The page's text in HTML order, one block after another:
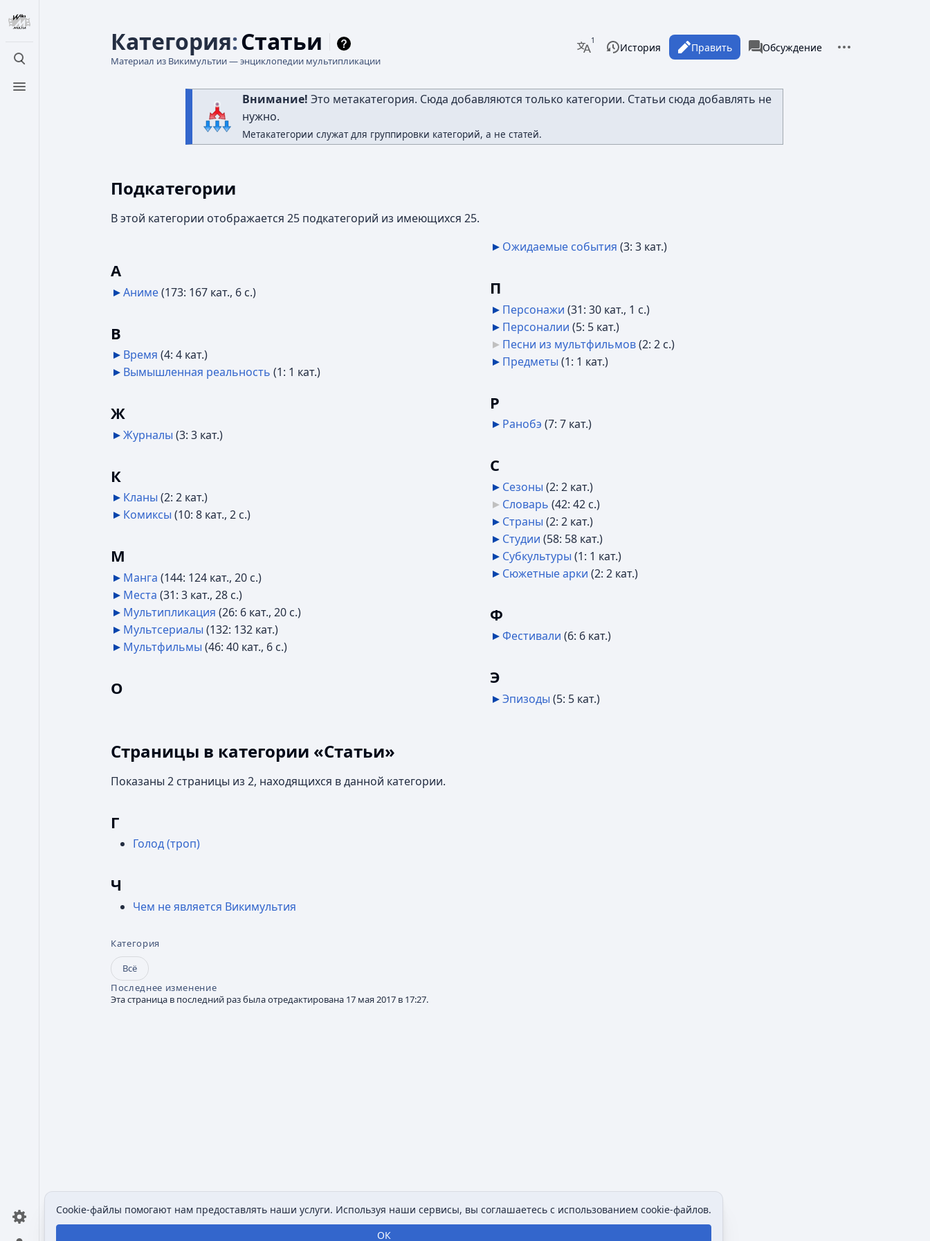
Открыть поиск
Открыть меню
Категория:Статьи
Материал из Викимультии — энциклопедии мультипликации Ещё языки
Просмотры
Читать Править
История associated-pages
Категория
Обсуждение Дополнительные
Внимание! Это метакатегория. Сюда добавляются только категории. Статьи сюда добавлять не
нужно.
Метакатегории служат для группировки категорий, а не статей.
Подкатегории
В этой категории отображается 25 подкатегорий из имеющихся 25.
А
Аниме(173: 167 кат., 6 с.)
В
Время (4: 4 кат.)
Вымышленная реальность (1: 1 кат.)
Ж
Журналы (3: 3 кат.)
К
Кланы (2: 2 кат.)
Комиксы (10: 8 кат., 2 с.)
М
Манга (144: 124 кат., 20 с.)
Места (31: 3 кат., 28 с.)
Мультипликация (26: 6 кат., 20 с.)
Мультсериалы (132: 132 кат.)
Мультфильмы (46: 40 кат., 6 с.)
О
Ожидаемые события (3: 3 кат.)
П
Персонажи (31: 30 кат., 1 с.)
Персоналии (5: 5 кат.)
Песни из мультфильмов(2: 2 с.)
Предметы (1: 1 кат.)
Р
Ранобэ (7: 7 кат.)
С
Сезоны (2: 2 кат.)
Словарь (42: 42 с.)
Страны (2: 2 кат.)
Студии (58: 58 кат.)
Субкультуры (1: 1 кат.)
Сюжетные арки (2: 2 кат.)
Ф
Фестивали (6: 6 кат.)
Э
Эпизоды (5: 5 кат.)
Страницы в категории «Статьи»
Показаны 2 страницы из 2, находящихся в данной категории.
Г
Голод (троп)
Ч
Чем не является Викимультия
Категория
Всё
Последнее изменение
Эта страница в последний раз была отредактирована 17 мая 2017 в 17:27.
Cookie-файлы помогают нам предоставлять наши услуги. Используя наши сервисы, вы соглашаетесь с использованием cookie-файлов.
ОК